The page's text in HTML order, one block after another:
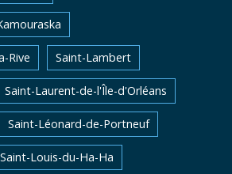
Rive Saint-Lambert
Saint-Laurent-de-l'Île-d'Orléans
Saint-Léonard-de-Portneuf
Saint-Louis-du-Ha-Ha